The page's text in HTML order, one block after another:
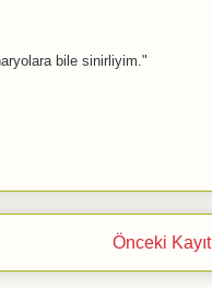
bile sinirliyim."
Önceki Kayıt